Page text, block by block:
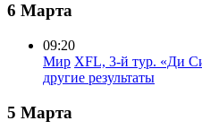
6 Марта
09:20
Мир XFL, 3-й тур. «Ди
другие результаты
5 Марта